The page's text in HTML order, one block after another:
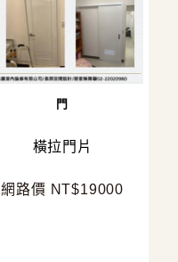
門
橫拉門片
網路價 NT$19000